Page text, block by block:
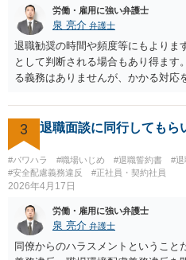
する金銭解決を再度持ちかける事
でしょう。一般に、会社はあなたに
嫌がらせをしています。ですので、
は抵抗するでしょう。あるいは極
しょう。また、自分から金銭解決を
なので作戦的にもお勧めしません。
う態度を見せて、会社から金銭解決
ち掛けさせるのがベストです。あら
ですが、自分から持ち掛ければこ
ち掛けさせればこちらの立場が強
は、個人で加入できる労働組合（ユ
働組合）に加入して団体交渉するこ
交渉できた）。ですが今からでも遅
団体交渉し、その中で場合によって
いと思います。
労働・雇用に強い弁護士
泉 亮介 弁護士
退職勧奨の時間や頻度等にもよりま
として判断される場合もあり得ます
る義務はありませんが、かかる対応
奨に応じる代わりに金銭的な交渉を
辞めるということがよく行われる
も選択肢に入れても良いでしょう。
ていくことは難しいと思われますの
ととなるかと思われます。
3 退職面談に同行してもら
#パワハラ #職場いじめ #退職誓約書
#退
#安全配慮義務違反
#正社員・契約社員
2026年4月17日
労働・雇用に強い弁護士
泉 亮介 弁護士
同僚からのハラスメントということ